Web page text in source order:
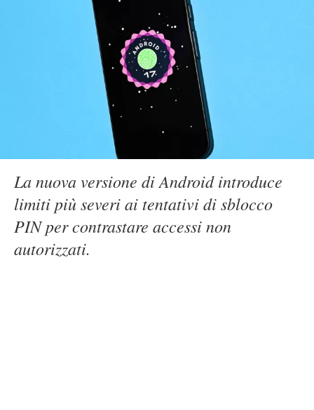
La nuova versione di Android introduce
limiti più severi ai tentativi di sblocco
PIN per contrastare accessi non
autorizzati.